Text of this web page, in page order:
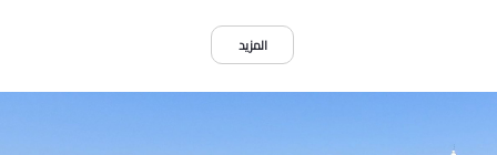
المزيد